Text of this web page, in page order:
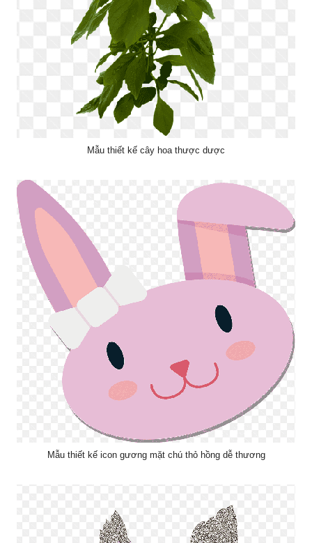
Mẫu thiết kế cây hoa thược dược
Mẫu thiết kế icon gương mặt chú thỏ hồng dễ thương